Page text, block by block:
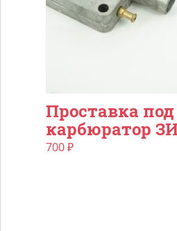
Проставка под
карбюратор
700₽